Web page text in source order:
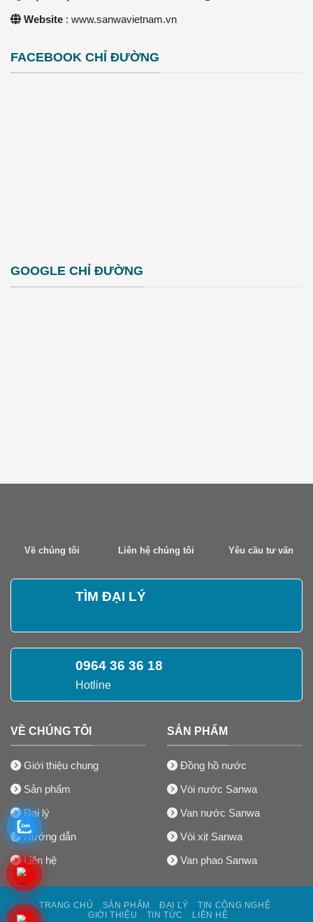
Website : www.sanwavietnam.vn
FACEBOOK CHỈ ĐƯỜNG
GOOGLE CHỈ ĐƯỜNG
Về chúng tôi Liên hệ chúng tôi Yêu cầu tư vấn
TÌM ĐẠI LÝ
0964 36 36 18
Hotline
VỀ CHÚNG TÔI
Giới thiệu chung
Sản phẩm
Đại lý
Hướng dẫn
Liên hệ
SẢN PHẨM
Đồng hồ nước
Vòi nước Sanwa
Van nước Sanwa
Vòi xịt Sanwa
Van phao Sanwa
TRANG CHỦ SẢN PHẨM ĐẠI LÝ
TIN CÔNG NGHỆ
GIỚI THIỆU
TIN TỨC LIÊN HỆ